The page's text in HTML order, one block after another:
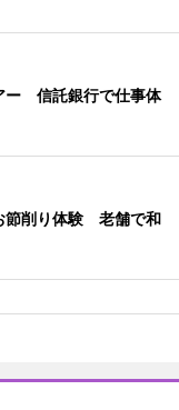
ー 信託銀行で仕事体
節削り体験 老舗で和